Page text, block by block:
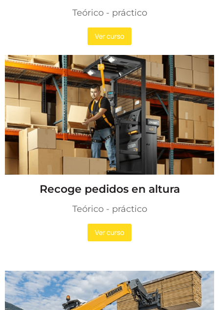
Teórico - práctico​
Ver curso
Recoge pedidos en altura
Teórico - práctico
Ver curso